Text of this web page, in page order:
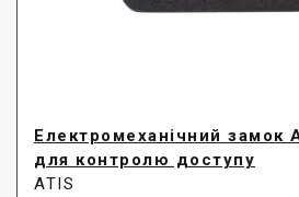
Електромеханічний замок
для контролю доступу
ATIS